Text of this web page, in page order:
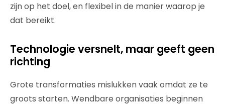
zijn op het doel, en flexibel in de manier waarop je
dat bereikt.
Technologie versnelt, maar geeft geen
richting
Grote transformaties mislukken vaak omdat ze te
groots starten. Wendbare organisaties beginnen